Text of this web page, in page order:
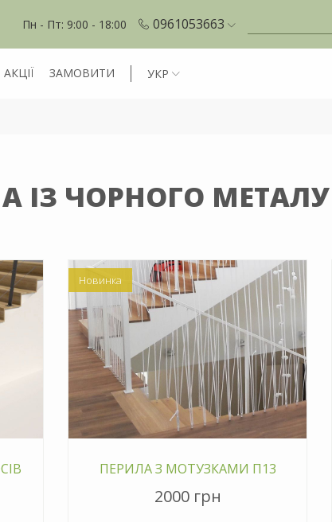
Пн - Пт: 9:00 - 18:00 0961053663
АКЦІЇ ЗАМОВИТИ УКР
ІЗ ЧОРНОГО МЕТАЛУ
Новинка
ПЕРИЛА З МОТУЗКАМИ П13
2000 грн